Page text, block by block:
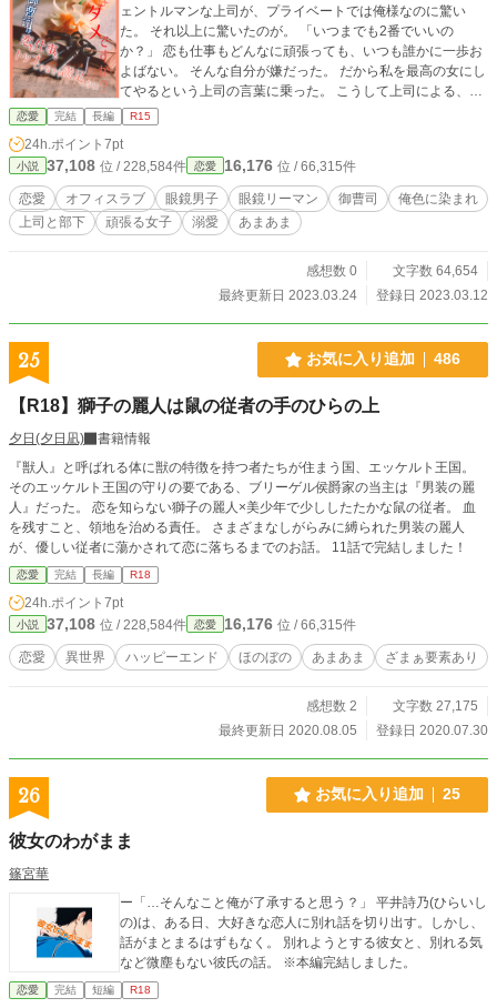
ェントルマンな上司が、プライベートでは俺様なのに驚い
た。 それ以上に驚いたのが。 「いつまでも2番でいいの
か？」 恋も仕事もどんなに頑張っても、いつも誰かに一歩お
よばない。 そんな自分が嫌だった。 だから私を最高の女にし
てやるという上司の言葉に乗った。 こうして上司による、私
改造計画が始まった。 紀藤明日美 24歳 二流飲料メーカー営
業事務 努力家でいつも明るい 初恋の人が姉と結婚しても奪い
たいなどとは考えず、ふたりの幸せを祈るようないい子 × 富
士野準一朗 32歳 二流飲料メーカー営業部長 会社では年下の
部下にも敬語で物腰が柔らかく、通称〝ジェントル〟 プライ
ベートでは俺様 大手家電メーカーCEOの次男 一流ではなく二
流メーカーに勤めているのは、野心のため 自分の名前がコン
恋愛 完結 長編 R15
24h.ポイント 7pt
小説 37,108 位 / 228,584件 恋愛 16,176 位 / 66,315件
恋愛 オフィスラブ 眼鏡男子 眼鏡リーマン 御曹司
俺色に染まれ
上司と部下
頑張る女子 溺愛 あまあま
感想数 0
文字数 64,654
最終更新日 2023.03.24
登録日 2023.03.12
25 お気に入り追加 486
【R18】獅子の麗人は鼠の従者の手のひらの上
夕日(夕日凪)
書籍情報
『獣人』と呼ばれる体に獣の特徴を持つ者たちが住まう国、エッケルト王国。
そのエッケルト王国の守りの要である、ブリーゲル侯爵家の当主は『男装の麗
人』だった。 恋を知らない獅子の麗人×美少年で少ししたたかな鼠の従者。 血
を残すこと、領地を治める責任。 さまざまなしがらみに縛られた男装の麗人
が、優しい従者に蕩かされて恋に落ちるまでのお話。 11話で完結しました！
恋愛 完結 長編 R18
24h.ポイント 7pt
小説 37,108 位 / 228,584件 恋愛 16,176 位 / 66,315件
恋愛 異世界 ハッピーエンド ほのぼの あまあま ざまぁ要素あり
感想数 2
文字数 27,175
最終更新日 2020.08.05
登録日 2020.07.30
26 お気に入り追加 25
彼女のわがまま
篠宮華
ー「…そんなこと俺が了承すると思う？」 平井詩乃(ひらいし
の)は、ある日、大好きな恋人に別れ話を切り出す。しかし、
話がまとまるはずもなく。 別れようとする彼女と、別れる気
など微塵もない彼氏の話。 ※本編完結しました。
恋愛 完結 短編 R18